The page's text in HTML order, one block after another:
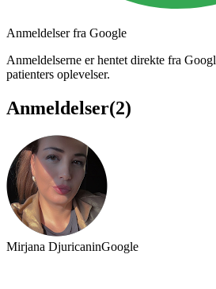
Anmeldelser fra Google
Anmeldelserne er hentet direkte fra
patienters oplevelser.
Anmeldelser(2)
Mirjana DjuricaninGoogle